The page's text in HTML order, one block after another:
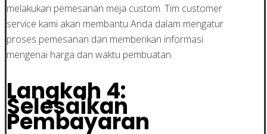
melakukan pemesanan meja custom. Tim customer
service kami akan membantu Anda dalam mengatur
proses pemesanan dan memberikan informasi
mengenai harga dan waktu pembuatan.
Langkah 4:
Selesaikan
Pembayaran